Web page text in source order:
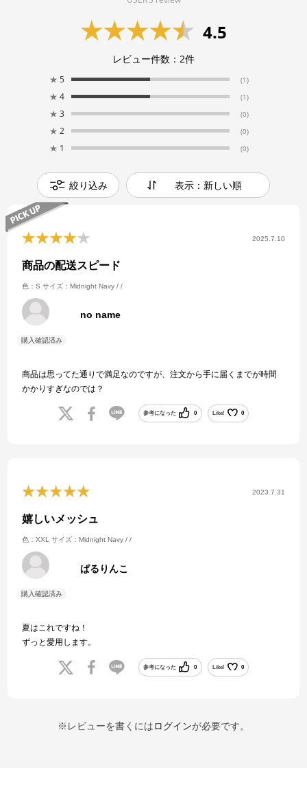
4.5
レビュー件数： 2件
★ 5 (1)
★ 4 (1)
★ 3 (0)
★ 2 (0)
★ 1 (0)
絞り込み 表示：新しい順
2025.7.10
商品の配送スピード
色：S サイズ：Midnight Navy / /
no name
商品は思ってた通りで満足なのですが、注文から手に届くまでが時間
かかりすぎなのでは？
参考になった 0 Like! 0
2023.7.31
嬉しいメッシュ
色：XXL サイズ：Midnight Navy / /
ぱるりんこ
夏はこれですね！
ずっと愛用します。
参考になった 0 Like! 0
※レビューを書くにはログインが必要です。